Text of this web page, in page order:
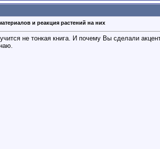
и реакция растений на них
не тонкая книга. И почему Вы сделали